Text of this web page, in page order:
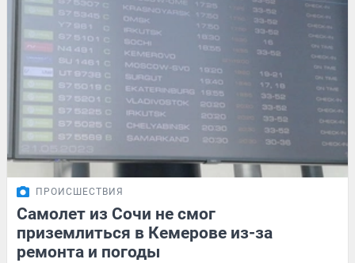
ПРОИСШЕСТВИЯ
Самолет из Сочи не смог
приземлиться в Кемерове из-за
ремонта и погоды